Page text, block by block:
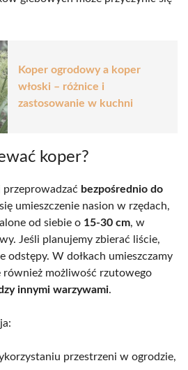
Koper ogrodowy a koper
włoski – różnice i
zastosowanie w kuchni
koper?
bezpośrednio do
umieszczenie nasion w rzędach,
od siebie o 15-30 cm, w
Jeśli planujemy zbierać liście,
odstępy. W dołkach umieszczamy
również możliwość rzutowego
innymi warzywami.
przestrzeni w ogrodzie,